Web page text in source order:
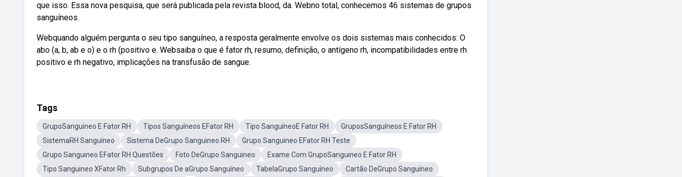
que isso. Essa nova pesquisa, que será publicada pela revista blood, da. Webno total, conhecemos 46 sistemas de grupos
sanguíneos.
Webquando alguém pergunta o seu tipo sanguíneo, a resposta geralmente envolve os dois sistemas mais conhecidos: O
abo (a, b, ab e o) e o rh (positivo e. Websaiba o que é fator rh, resumo, definição, o antígeno rh, incompatibilidades entre rh
positivo e rh negativo, implicações na transfusão de sangue.
Tags
GrupoSanguineo E Fator RH Tipos Sanguíneos EFator RH Tipo SanguíneoE Fator RH
GruposSanguíneos E Fator RH
SistemaRH Sanguíneo
Sistema DeGrupo Sanguineo RH
Grupo Sanguineo EFator RH Teste
Grupo Sanguineo EFator RH Questões
Foto DeGrupo Sanguineo
Exame Com GrupoSanguineo E Fator RH
Tipo Sanguineo XFator Rh
Subgrupos De aGrupo Sanguíneo TabelaGrupo Sanguíneo
Cartão DeGrupo Sanguíneo